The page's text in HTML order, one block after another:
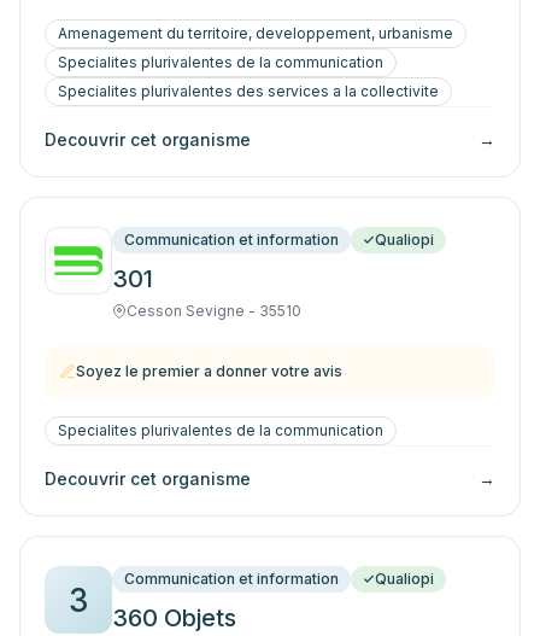
Amenagement du territoire, developpement, urbanisme
Specialites plurivalentes de la communication
Specialites plurivalentes des services a la collectivite
Decouvrir cet organisme →
Communication et information Qualiopi
301
Cesson Sevigne - 35510
Soyez le premier a donner votre avis
Specialites plurivalentes de la communication
Decouvrir cet organisme →
3
Communication et information Qualiopi
360 Objets